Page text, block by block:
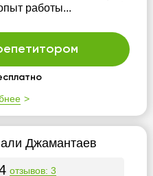
работы...
Джамантаев
отзывов: 3